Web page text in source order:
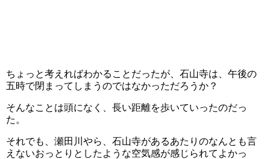
ちょっと考えればわかることだったが、石山寺は、午後の
五時で閉まってしまうのではなかっただろうか？
そんなことは頭になく、長い距離を歩いていったのだっ
た。
それでも、瀬田川やら、石山寺があるあたりのなんとも言
えないおっとりとしたような空気感が感じられてよかっ